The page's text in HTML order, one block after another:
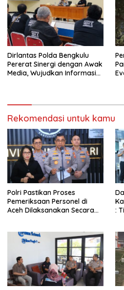
Dirlantas Polda Bengkulu
Pererat Sinergi dengan Awak
Media, Wujudkan Informasi
Rekomendasi untuk kamu
Polri Pastikan Proses
Pemeriksaan Personel di
Aceh Dilaksanakan Secara
: